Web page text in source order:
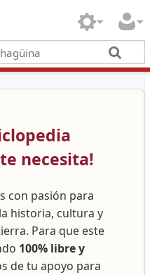
necesita!
con pasión para
historia, cultura y
Para que este
100% libre y
de tu apoyo para